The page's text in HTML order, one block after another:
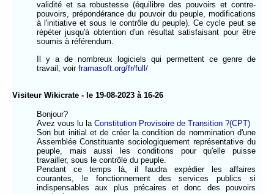
validité et sa robustesse (équilibre des pouvoirs et contre-
pouvoirs, prépondérance du pouvoir du peuple, modifications
à l'initiative et sous le contrôle du peuple). Ce cycle peut se
répéter jusqu'à obtention d'un résultat satisfaisant pour être
soumis à référendum.
Il y a de nombreux logiciels qui permettent ce genre de
travail, voir framasoft.org/fr/full/
Visiteur Wikicrate - le 19-08-2023 à 16-26
Bonjour?
Avez vous lu la Constitution Provisoire de Transition ?(CPT)
Son but initial et de créer la condition de nommination d'une
Assemblée Constituante sociologiquement représentative du
peuple, mais aussi les conditions pour qu'elle puisse
travailler, sous le contrôle du peuple.
Pendant ce temps là, il faudra expédier les affaires
courantes, le fonctionnement des services publics si
indispensables aux plus précaires et donc des pouvoirs